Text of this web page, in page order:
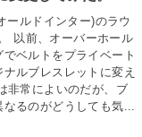
ールドインター)のラウ
以前、オーバーホール
ベルトをプライベート
ルブレスレットに変え
非常によいのだが、ブ
るのがどうしても気...